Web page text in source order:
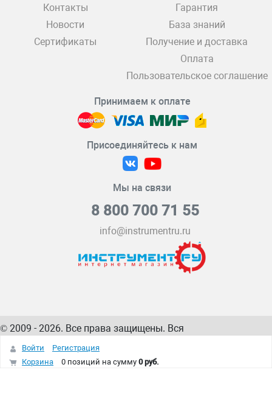
Контакты
Новости
Сертификаты
Гарантия
База знаний
Получение и доставка
Оплата
Пользовательское соглашение
Принимаем к оплате
Присоединяйтесь к нам
Мы на связи
8 800 700 71 55
info@instrumentru.ru
© 2009 - 2026. Все права защищены. Вся
информация на сайте – собственность
интернет-магазина
Войти
Регистрация
Корзина
0 позиций на сумму 0 руб.